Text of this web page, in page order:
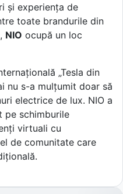
și experiența de
toate brandurile din
NIO ocupă un loc
„Tesla din
nu s-a mulțumit doar să
electrice de lux. NIO a
pe schimburile
virtuali cu
de comunitate care